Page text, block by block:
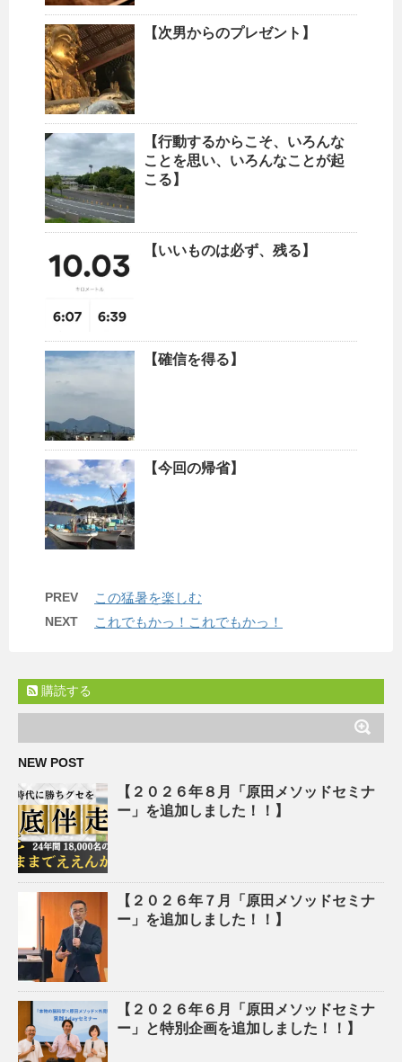
【次男からのプレゼント】
【行動するからこそ、いろんな
ことを思い、いろんなことが起
こる】
【いいものは必ず、残る】
【確信を得る】
【今回の帰省】
PREV この猛暑を楽しむ
NEXT これでもかっ！これでもかっ！
購読する
NEW POST
【２０２６年８月「原田メソッドセミナ
ー」を追加しました！！】
【２０２６年７月「原田メソッドセミナ
ー」を追加しました！！】
【２０２６年６月「原田メソッドセミナ
ー」と特別企画を追加しました！！】